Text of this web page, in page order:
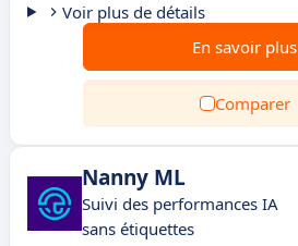
Voir plus de détails
En savoir plus
Comparer
Nanny ML
Suivi des performances IA
sans étiquettes